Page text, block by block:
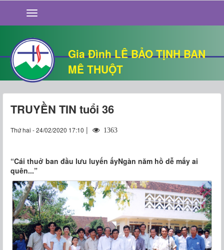
Gia Đình LÊ BẢO TỊNH BAN
MÊ THUỘT
GIỚI THIỆU
TIN TỨC
SỐNG ĐẠO
CHUYỆN NHÀ
QUÁN VĂN
THƯ GIÃN
TRUYỀN TIN tuổi 36
Thứ hai - 24/02/2020 17:10 | 1363
“Cái thuở ban đầu lưu luyến ấyNgàn năm hồ dễ mấy ai
quên...”